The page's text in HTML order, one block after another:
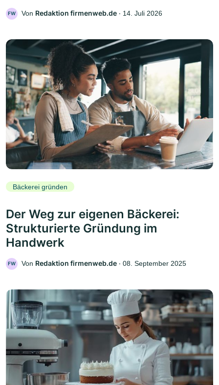
FW Von Redaktion firmenweb.de ‧ 14. Juli 2026
Bäckerei gründen
Der Weg zur eigenen Bäckerei:
Strukturierte Gründung im
Handwerk
FW Von Redaktion firmenweb.de ‧ 08. September 2025